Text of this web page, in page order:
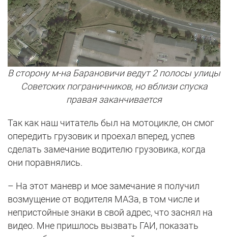
В сторону м-на Барановичи ведут 2 полосы улицы
Советских пограничников, но вблизи спуска
правая заканчивается
Так как наш читатель был на мотоцикле, он смог
опередить грузовик и проехал вперед, успев
сделать замечание водителю грузовика, когда
они поравнялись.
– На этот маневр и мое замечание я получил
возмущение от водителя МАЗа, в том числе и
непристойные знаки в свой адрес, что заснял на
видео. Мне пришлось вызвать ГАИ, показать